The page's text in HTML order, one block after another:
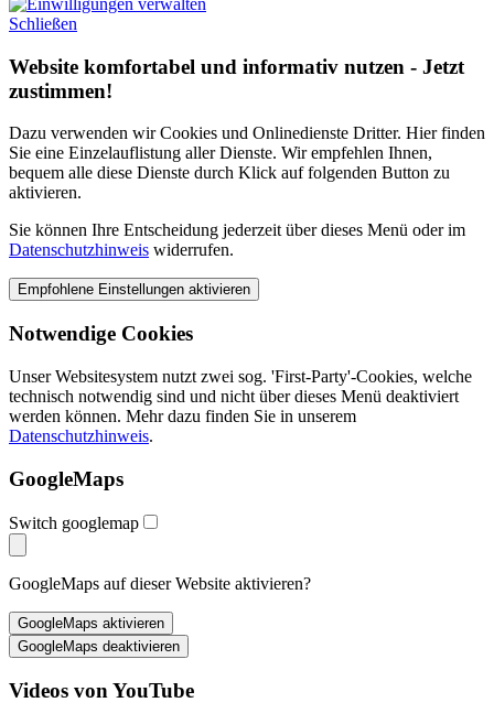
Schließen
Website komfortabel und informativ nutzen - Jetzt
zustimmen!
Dazu verwenden wir Cookies und Onlinedienste Dritter. Hier finden
Sie eine Einzelauflistung aller Dienste. Wir empfehlen Ihnen,
bequem alle diese Dienste durch Klick auf folgenden Button zu
aktivieren.
Sie können Ihre Entscheidung jederzeit über dieses Menü oder im
Datenschutzhinweis widerrufen.
Notwendige Cookies
Unser Websitesystem nutzt zwei sog. 'First-Party'-Cookies, welche
technisch notwendig sind und nicht über dieses Menü deaktiviert
werden können. Mehr dazu finden Sie in unserem
Datenschutzhinweis.
GoogleMaps
Switch googlemap
GoogleMaps auf dieser Website aktivieren?
Videos von YouTube